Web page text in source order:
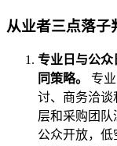
从业者三点落子
专业日与公众
同策略。
专
讨、商务洽谈
层和采购团队
公众开放，